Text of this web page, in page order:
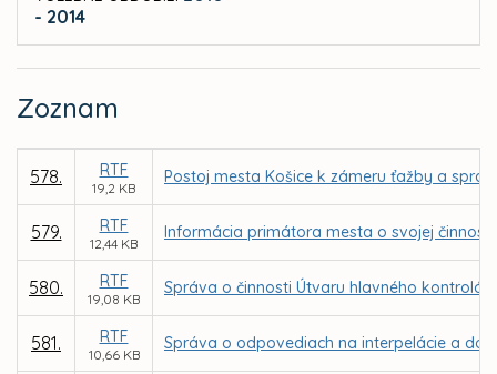
- 2014
Zoznam
578. RTF
19,2 KB
Postoj mesta Košice k zámeru ťažby a
579. RTF
12,44 KB
Informácia primátora mesta o svojej
580. RTF
19,08 KB
Správa o činnosti Útvaru hlavného
581. RTF
10,66 KB
Správa o odpovediach na interpelácie a